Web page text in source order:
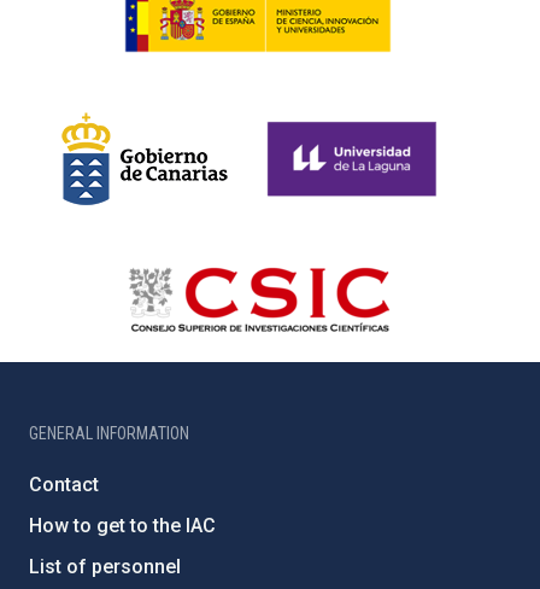
GENERAL INFORMATION
Contact
How to get to the IAC
List of personnel